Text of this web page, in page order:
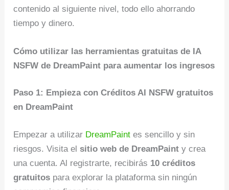
contenido al siguiente nivel, todo ello ahorrando
tiempo y dinero.
Cómo utilizar las herramientas gratuitas de IA
NSFW de DreamPaint para aumentar los ingresos
Paso 1: Empieza con Créditos AI NSFW gratuitos
en DreamPaint
Empezar a utilizar DreamPaint es sencillo y sin
riesgos. Visita elsitio web de DreamPaint y crea
una cuenta. Al registrarte, recibirás 10 créditos
gratuitos para explorar la plataforma sin ningún